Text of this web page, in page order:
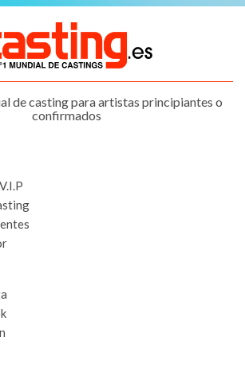
de casting para artistas principiantes o
confirmados